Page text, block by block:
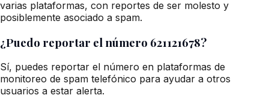
varias plataformas, con reportes de ser molesto y
posiblemente asociado a spam.
¿Puedo reportar el número 621121678?
Sí, puedes reportar el número en plataformas de
monitoreo de spam telefónico para ayudar a otros
usuarios a estar alerta.